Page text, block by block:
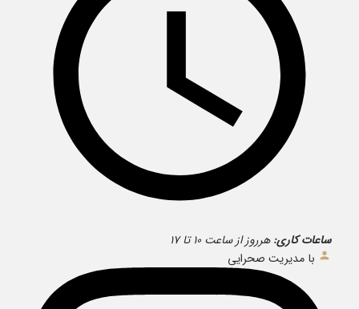
ساعات کاری: هرروز از ساعت ۱۰ تا ۱۷
با مدیریت صحرایی